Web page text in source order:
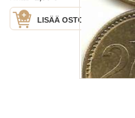
LISÄÄ OSTOSKORIIN